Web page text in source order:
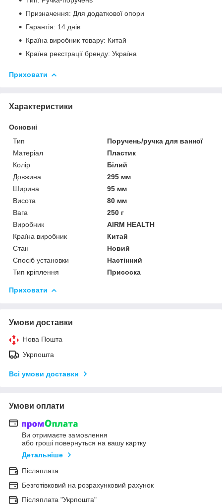
Призначення: Для додаткової опори
Гарантія: 14 днів
Країна виробник товару: Китай
Країна реєстрації бренду: Україна
Приховати
Характеристики
Основні
Тип
Поручень/ручка для ванної
Матеріал
Пластик
Колір
Білий
Довжина
295 мм
Ширина
95 мм
Висота
80 мм
Вага
250 г
Виробник
AIRM HEALTH
Країна виробник
Китай
Стан
Новий
Спосіб установки
Настінний
Тип кріплення
Присоска
Приховати
Умови доставки
Нова Пошта
Укрпошта
Всі умови доставки
Умови оплати
Ви отримаєте замовлення
або гроші повернуться на вашу картку
Детальніше
Післяплата
Безготівковий на розрахунковий рахунок
Післяплата "Укрпошта"